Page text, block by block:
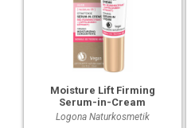
Moisture Lift Firming
Serum-in-Cream
Logona Naturkosmetik